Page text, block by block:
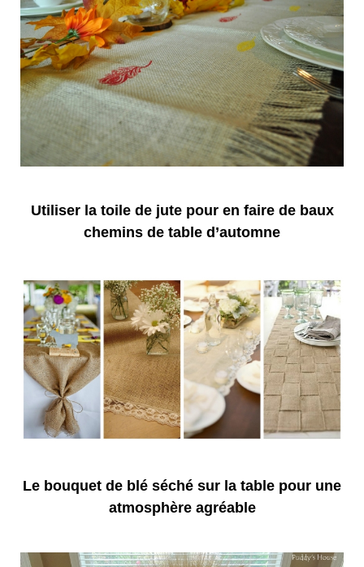
Utiliser la toile de jute pour en faire de baux
chemins de table d’automne
Le bouquet de blé séché sur la table pour une
atmosphère agréable